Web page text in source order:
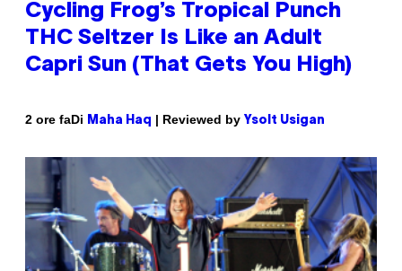
Cycling Frog’s Tropical Punch
THC Seltzer Is Like an Adult
Capri Sun (That Gets You High)
2 ore faDi Maha Haq | Reviewed by Ysolt Usigan